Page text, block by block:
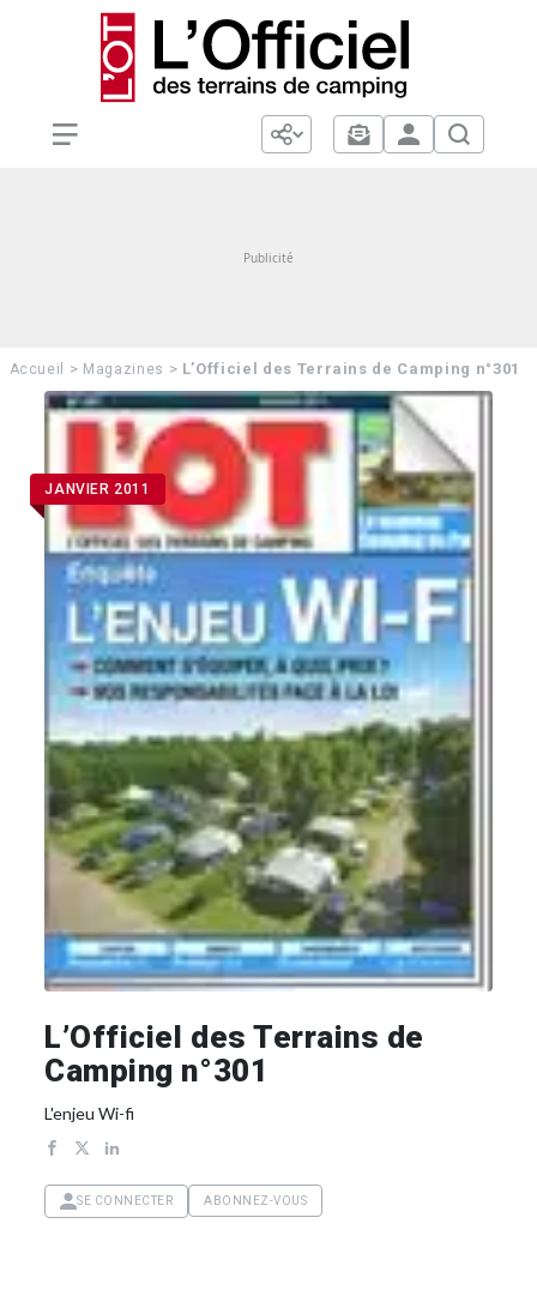
Accueil > Magazines > L’Officiel des Terrains de Camping n°301
JANVIER 2011
L’Officiel des Terrains de
Camping n°301
L'enjeu Wi-fi
SE CONNECTER ABONNEZ-VOUS